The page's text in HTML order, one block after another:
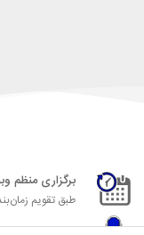
برگزاری منظم
طبق تقویم